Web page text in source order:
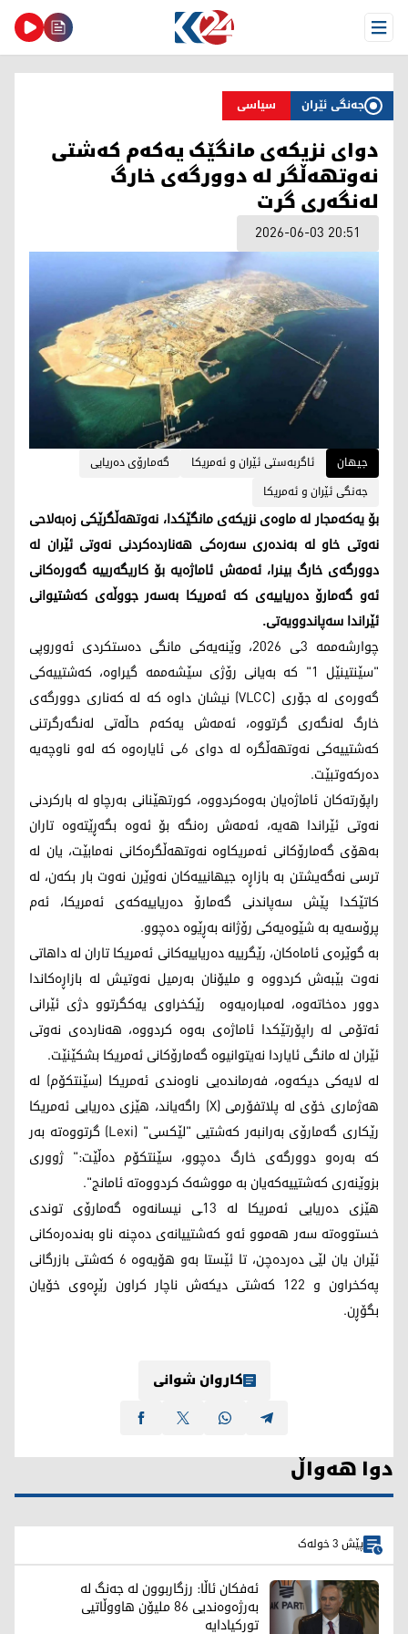
Open Menu
جەنگی ئێران سیاسی
دوای نزیکەی مانگێک یەکەم کەشتی
نەوتهەڵگر لە دوورگەی خارگ
لەنگەری گرت
2026-06-03 20:51
جیهان ئاگربەستی ئێران و ئەمریکا
گەمارۆی دەریایی
جەنگی ئێران و ئەمریکا
بۆ یەکەمجار لە ماوەی نزیکەی مانگێکدا، نەوتهەڵگرێکی زەبەلاحی
نەوتی خاو لە بەندەری سەرەکی هەناردەکردنی نەوتی ئێران لە
دوورگەی خارگ بینرا، ئەمەش ئاماژەیە بۆ کاریگەرییە گەورەکانی
ئەو گەمارۆ دەریاییەی کە ئەمریکا بەسەر جووڵەی کەشتیوانی
ئێراندا سەپاندوویەتی.
چوارشەممە 3ـی 2026، وێنەیەکی مانگی دەستکردی ئەوروپی
"سێنتینێل 1" کە بەیانی رۆژی سێشەممە گیراوە، کەشتییەکی
گەورەی لە جۆری (VLCC) نیشان داوە کە لە کەناری دوورگەی
خارگ لەنگەری گرتووە، ئەمەش یەکەم حاڵەتی لەنگەرگرتنی
کەشتییەکی نەوتهەڵگرە لە دوای 6ـی ئایارەوە کە لەو ناوچەیە
دەرکەوتبێت.
راپۆرتەکان ئاماژەیان بەوەکردووە، کورتهێنانی بەرچاو لە بارکردنی
نەوتی ئێراندا هەیە، ئەمەش رەنگە بۆ ئەوە بگەڕێتەوە تاران
بەهۆی گەمارۆکانی ئەمریکاوە نەوتهەڵگرەکانی نەمابێت، یان لە
ترسی نەگەیشتن بە بازاڕە جیهانییەکان نەوێرن نەوت بار بکەن، لە
کاتێکدا پێش سەپاندنی گەمارۆ دەریاییەکەی ئەمریکا، ئەم
پرۆسەیە بە شێوەیەکی رۆژانە بەڕێوە دەچوو.
بە گوێرەی ئاماەکان، رێگرییە دەریاییەکانی ئەمریکا تاران لە داهاتی
نەوت بێبەش کردووە و ملیۆنان بەرمیل نەوتیش لە بازاڕەکاندا
دوور دەخاتەوە، لەمبارەیەوە رێکخراوی یەکگرتوو دژی ئێرانی
ئەتۆمی لە راپۆرتێکدا ئاماژەی بەوە کردووە، هەناردەی نەوتی
ئێران لە مانگی ئایاردا نەیتوانیوە گەمارۆکانی ئەمریکا بشکێنێت.
لە لایەکی دیکەوە، فەرماندەیی ناوەندی ئەمریکا (سێنتکۆم) لە
هەژماری خۆی لە پلاتفۆرمی (X) راگەیاند، هێزی دەریایی ئەمریکا
رێکاری گەمارۆی بەرانبەر کەشتیی "لێکسی" (Lexi) گرتووەتە بەر
کە بەرەو دوورگەی خارگ دەچوو، سێنتکۆم دەڵێت:" ژووری
بزوێنەری کەشتییەکەیان بە مووشەک کردووەتە ئامانج".
هێزی دەریایی ئەمریکا لە 13ـی نیسانەوە گەمارۆی توندی
خستووەتە سەر هەموو ئەو کەشتییانەی دەچنە ناو بەندەرەکانی
ئێران یان لێی دەردەچن، تا ئێستا بەو هۆیەوە 6 کەشتی بازرگانی
پەکخراون و 122 کەشتی دیکەش ناچار کراون رێڕەوی خۆیان
بگۆڕن.
کاروان شوانی
دوا هەواڵ
پێش 3 خولەک
ئەفکان ئاڵا: رزگاربوون لە جەنگ لە
بەرژەوەندیی 86 ملیۆن هاووڵاتیی
تورکیادایە